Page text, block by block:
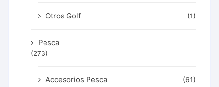
Otros Golf (1)
Pesca
(273)
Accesorios Pesca (61)